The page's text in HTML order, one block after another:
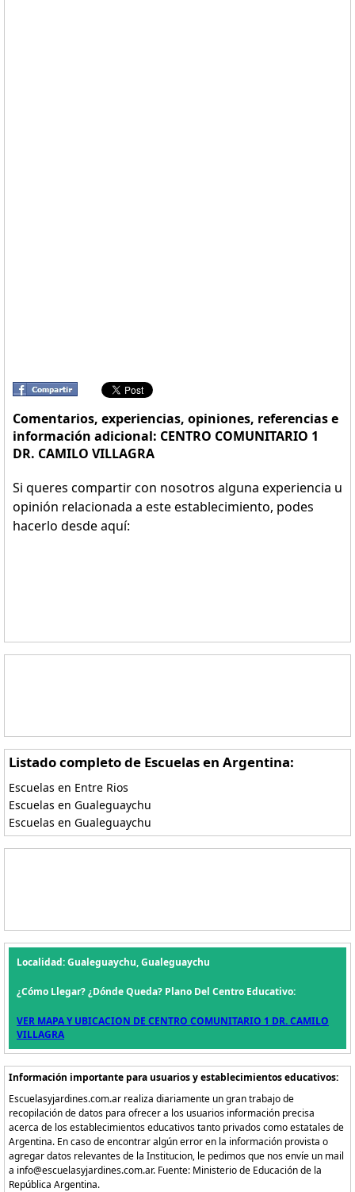
Comentarios, experiencias, opiniones, referencias e
información adicional: CENTRO COMUNITARIO 1
DR. CAMILO VILLAGRA
Si queres compartir con nosotros alguna experiencia u
opinión relacionada a este establecimiento, podes
hacerlo desde aquí:
Listado completo de Escuelas en Argentina:
Escuelas en Entre Rios
Escuelas en Gualeguaychu
Escuelas en Gualeguaychu
Localidad: Gualeguaychu, Gualeguaychu
¿Cómo Llegar? ¿Dónde Queda? Plano Del Centro Educativo:
VER MAPA Y UBICACION DE CENTRO COMUNITARIO 1 DR. CAMILO
VILLAGRA
Información importante para usuarios y establecimientos educativos:
Escuelasyjardines.com.ar realiza diariamente un gran trabajo de
recopilación de datos para ofrecer a los usuarios información precisa
acerca de los establecimientos educativos tanto privados como estatales de
Argentina. En caso de encontrar algún error en la información provista o
agregar datos relevantes de la Institucion, le pedimos que nos envíe un mail
a info@escuelasyjardines.com.ar. Fuente: Ministerio de Educación de la
República Argentina.